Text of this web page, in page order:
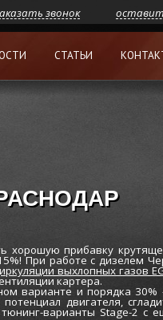
звонок
СТАТЬИ
хорошую прибавку
При работе с дизелем
выхлопных газов
картера.
варианте и порядка 30%
двигателя,
варианты Stage-2 с